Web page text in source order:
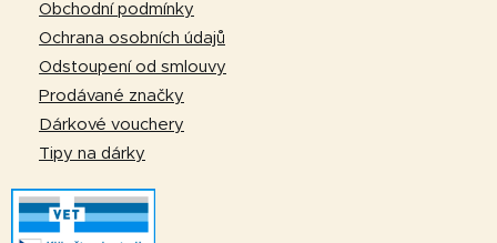
Obchodní podmínky
Ochrana osobních údajů
Odstoupení od smlouvy
Prodávané značky
Dárkové vouchery
Tipy na dárky